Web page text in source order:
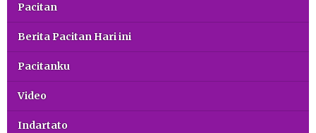
Pacitan
Berita Pacitan Hari ini
Pacitanku
Video
Indartato